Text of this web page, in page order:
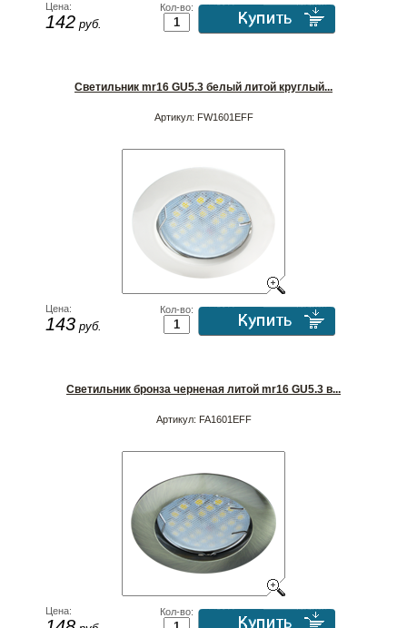
Цена:
142 руб.
Кол-во:
Светильник mr16 GU5.3 белый литой круглый...
Артикул: FW1601EFF
Цена:
143 руб.
Кол-во:
Светильник бронза черненая литой mr16 GU5.3 в...
Артикул: FA1601EFF
Цена: Кол-во: